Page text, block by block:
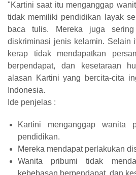
"Kartini saat itu menganggap
tidak memiliki pendidikan layak
baca tulis. Mereka juga sering
diskriminasi jenis kelamin. Selain
kerap tidak mendapatkan
berpendapat, dan kesetaraan
alasan Kartini yang bercita-cita
Indonesia.
Ide penjelas :
Kartini menganggap wanita
pendidikan.
Mereka mendapat perlakukan
Wanita pribumi tidak